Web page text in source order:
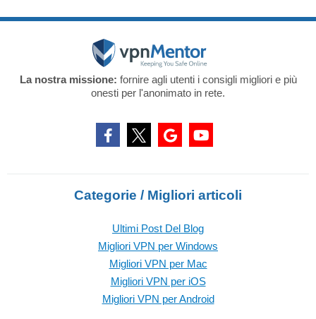
La nostra missione: fornire agli utenti i consigli migliori e più
onesti per l'anonimato in rete.
Categorie / Migliori articoli
Ultimi Post Del Blog
Migliori VPN per Windows
Migliori VPN per Mac
Migliori VPN per iOS
Migliori VPN per Android